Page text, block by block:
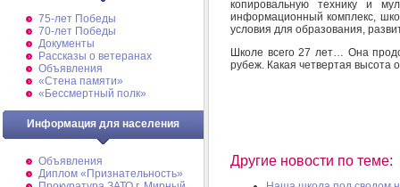
75-лет Победы
70-лет Победы
Документы
Рассказы о ветеранах
Объявления
«Стена памяти»
«Бессмертный полк»
Информация для населения
Объявления
Диплом «Признательность»
копировальную технику и
информационный комплекс,
условия для образования,
Школе всего 27 лет… Она
рубеж. Какая четвертая высота
Другие новости по теме: